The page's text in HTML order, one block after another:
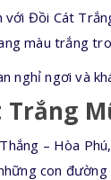
Đồi Cát
màu trắng
nghỉ ngơi và
– Hòa
con